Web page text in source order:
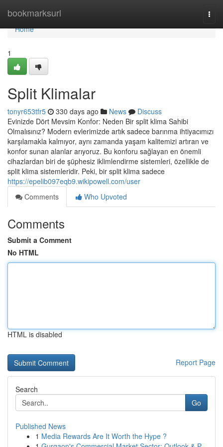
bookmarksurl
Home
Home
1
Split Klimalar
tonyr653tfr5 330 days ago News
Discuss
Evinizde Dört Mevsim Konfor: Neden Bir split klima Sahibi
Olmalısınız? Modern evlerimizde artık sadece barınma ihtiyacımızı
karşılamakla kalmıyor, aynı zamanda yaşam kalitemizi artıran ve
konfor sunan alanlar arıyoruz. Bu konforu sağlayan en önemli
cihazlardan biri de şüphesiz iklimlendirme sistemleri, özellikle de
split klima sistemleridir. Peki, bir split klima sadece
https://epelib097eqb9.wikipowell.com/user
Comments
Who Upvoted
Comments
Submit a Comment
No HTML
HTML is disabled
Report Page
Search
Go
Published News
1 Media Rewards Are It Worth the Hype ?